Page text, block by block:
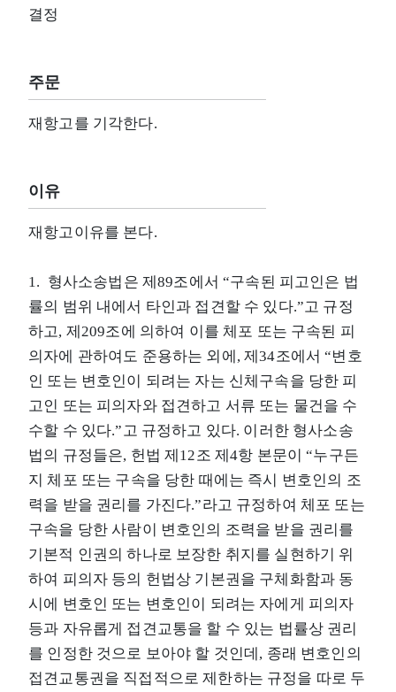
결정
주문
재항고를 기각한다.
이유
재항고이유를 본다.
1. 형사소송법은 제89조에서 “구속된 피고인은 법
률의 범위 내에서 타인과 접견할 수 있다.”고 규정
하고, 제209조에 의하여 이를 체포 또는 구속된 피
의자에 관하여도 준용하는 외에, 제34조에서 “변호
인 또는 변호인이 되려는 자는 신체구속을 당한 피
고인 또는 피의자와 접견하고 서류 또는 물건을 수
수할 수 있다.”고 규정하고 있다. 이러한 형사소송
법의 규정들은, 헌법 제12조 제4항 본문이 “누구든
지 체포 또는 구속을 당한 때에는 즉시 변호인의 조
력을 받을 권리를 가진다.”라고 규정하여 체포 또는
구속을 당한 사람이 변호인의 조력을 받을 권리를
기본적 인권의 하나로 보장한 취지를 실현하기 위
하여 피의자 등의 헌법상 기본권을 구체화함과 동
시에 변호인 또는 변호인이 되려는 자에게 피의자
등과 자유롭게 접견교통을 할 수 있는 법률상 권리
를 인정한 것으로 보아야 할 것인데, 종래 변호인의
접견교통권을 직접적으로 제한하는 규정을 따로 두